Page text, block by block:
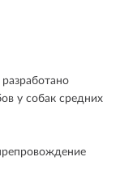
у собак средних